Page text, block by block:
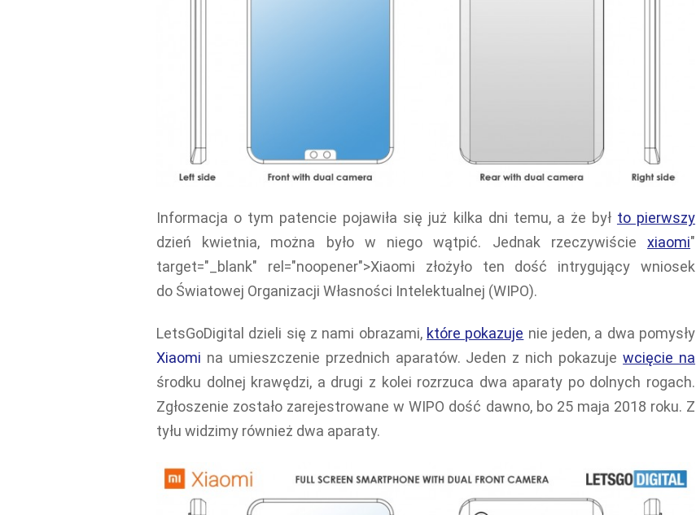
Informacja o tym patencie pojawiła się już kilka dni temu, a że był to pierwszy
dzień kwietnia, można było w niego wątpić. Jednak rzeczywiście xiaomi"
target="_blank" rel="noopener">Xiaomi złożyło ten dość intrygujący wniosek
do Światowej Organizacji Własności Intelektualnej (WIPO).
LetsGoDigital dzieli się z nami obrazami, które pokazuje nie jeden, a dwa pomysły
Xiaomi na umieszczenie przednich aparatów. Jeden z nich pokazujewcięcie na
środku dolnej krawędzi, a drugi z kolei rozrzuca dwa aparaty po dolnych rogach.
Zgłoszenie zostało zarejestrowane w WIPO dość dawno, bo 25 maja 2018 roku. Z
tyłu widzimy również dwa aparaty.